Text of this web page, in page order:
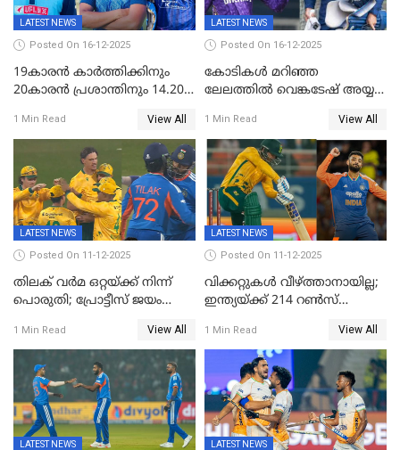
LATEST NEWS
Posted On 16-12-2025
19കാരൻ കാർത്തിക്കിനും
20കാരൻ പ്രശാന്തിനും 14.20
കോടിക്ക് ഡൽഹിയിൽ;
മലയാളി താരം വിഘ്നേഷ്
പുത്തുർ രാജസ്ഥാനിൽ
1 Min Read View All
LATEST NEWS
Posted On 16-12-2025
കോടികൾ മറിഞ്ഞ
ലേലത്തിൽ വെങ്കടേഷ് അയ്യര്‍
ബംഗളൂരുവില്‍; ക്വിന്റണ്‍ ഡി
കോക്ക് മുംബൈ
ഇന്ത്യന്‍സില്‍; 25കോടിക്ക്
കാമറൂൺ ഗ്രീൻ
കൊൽക്കത്തയിൽ
1 Min Read View All
LATEST NEWS
Posted On 11-12-2025
തിലക് വർമ ഒറ്റയ്ക്ക് നിന്ന്
പൊരുതി; പ്രോട്ടീസ് ജയം
1 Min Read View All
LATEST NEWS
Posted On 11-12-2025
വിക്കറ്റുകൾ വീഴ്ത്താനായില്ല;
ഇന്ത്യയ്ക്ക് 214 റൺസ്
ഡികോക്ക് കസറി
1 Min Read View All
LATEST NEWS LATEST NEWS